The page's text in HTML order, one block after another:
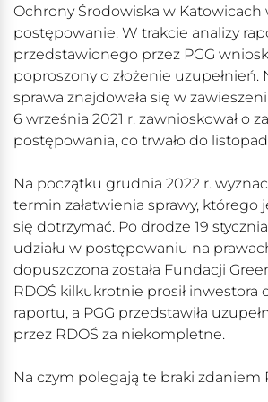
Ochrony Środowiska w Katowicach
postępowanie. W trakcie analizy
przedstawionego przez PGG
poproszony o złożenie uzupełnień.
sprawa znajdowała się w
6 września 2021 r. zawnioskował o
postępowania, co trwało do
Na początku grudnia 2022 r.
termin załatwienia sprawy, którego
się dotrzymać. Po drodze 19
udziału w postępowaniu na
dopuszczona została Fundacji
RDOŚ kilkukrotnie prosił inwestora
raportu, a PGG przedstawiła
przez RDOŚ za niekompletne.
Na czym polegają te braki zdaniem